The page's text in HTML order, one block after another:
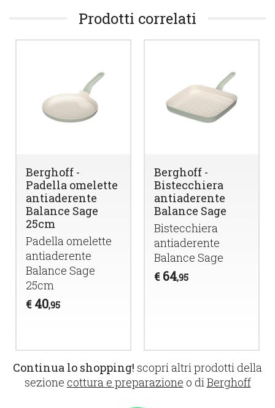
Prodotti correlati
Berghoff -
Padella omelette
antiaderente
Balance Sage
25cm
Padella omelette
antiaderente
Balance Sage
25cm
€ 40,95
Berghoff -
Bistecchiera
antiaderente
Balance Sage
Bistecchiera
antiaderente
Balance Sage
€ 64,95
Continua lo shopping! scopri altri prodotti della
sezione cottura e preparazione o diBerghoff